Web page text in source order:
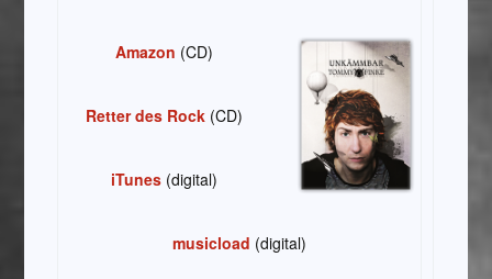
Amazon (CD)
Retter des Rock(CD)
iTunes(digital)
musicload (digital)